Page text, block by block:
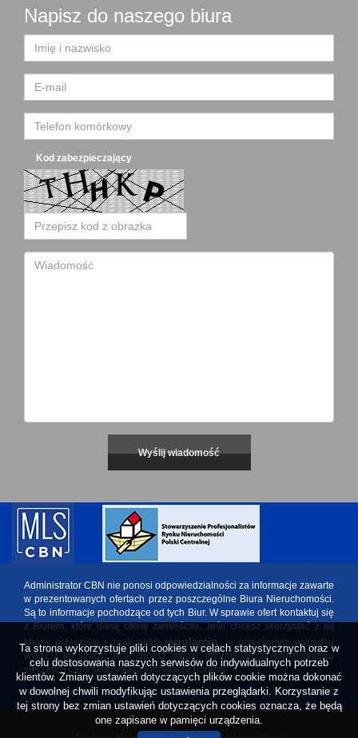
Napisz do naszego biura
Kod zabezpieczający
Administrator CBN nie ponosi odpowiedzialności za informacje zawarte
w prezentowanych ofertach przez poszczególne Biura Nieruchomości.
Są to informacje pochodzące od tych Biur. W sprawie ofert kontaktuj się
z Biurem, które daną ofertę zamieściło. Jeśli chcesz skorzystać z tej
strony przeczytaj i zaakceptuj regulamin, w przeciwnym wypadku
wyjdź z tej strony. Jeśli chcesz wysłać informację do Administratora
sieci MLS CBN skorzystaj z formularza poniżej.
Ta strona wykorzystuje pliki cookies w celach statystycznych oraz w
celu dostosowania naszych serwisów do indywidualnych potrzeb
klientów. Zmiany ustawień dotyczących plików cookie można dokonać
w dowolnej chwili modyfikując ustawienia przeglądarki. Korzystanie z
tej strony bez zmian ustawień dotyczących cookies oznacza, że będą
one zapisane w pamięci urządzenia.